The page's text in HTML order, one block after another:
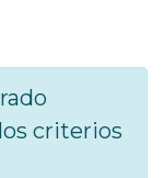
criterios